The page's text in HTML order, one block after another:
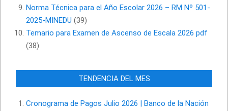
Norma Técnica para el Año Escolar 2026 – RM Nº 501-
2025-MINEDU (39)
Temario para Examen de Ascenso de Escala 2026 pdf
(38)
TENDENCIA DEL MES
Cronograma de Pagos Julio 2026 | Banco de la Nación